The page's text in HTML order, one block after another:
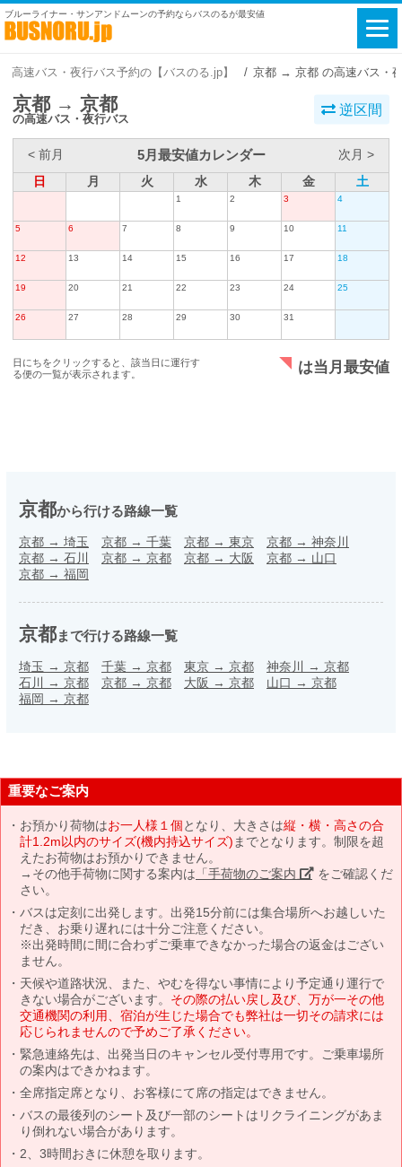
ブルーライナー・サンアンドムーンの予約ならバスのるが最安値
高速バス・夜行バス予約の【バスのる.jp】 京都 → 京都 の高速バス・
京都 → 京都
の高速バス・夜行バス
逆区間
< 前月 5月最安値カレンダー
次月 >
日
月 火 水 木 金 土
1 2 3 4
5 6 7 8 9 10 11
12 13 14 15 16 17 18
19 20 21 22 23 24 25
26 27 28 29 30 31
日にちをクリックすると、該当日に運行す
る便の一覧が表示されます。
は当月最安値
京都から行ける路線一覧
京都 → 埼玉 京都 → 千葉 京都 → 東京 京都 → 神奈川
京都 → 石川 京都 → 京都 京都 → 大阪 京都 → 山口
京都 → 福岡
京都まで行ける路線一覧
埼玉 → 京都 千葉 → 京都 東京 → 京都 神奈川 → 京都
石川 → 京都 京都 → 京都 大阪 → 京都 山口 → 京都
福岡 → 京都
重要なご案内
お預かり荷物はお一人様１個となり、大きさは縦・横・高さの合
計1.2m以内のサイズ(機内持込サイズ) までとなります。制限を超
えたお荷物はお預かりできません。
→その他手荷物に関する案内は 「手荷物のご案内」 をご確認くだ
さい。
バスは定刻に出発します。出発15分前には集合場所へお越しいた
だき、お乗り遅れには十分ご注意ください。
※出発時間に間に合わずご乗車できなかった場合の返金はござい
ません。
天候や道路状況、また、やむを得ない事情により予定通り運行で
きない場合がございます。 その際の払い戻し及び、万が一その他
交通機関の利用、宿泊が生じた場合でも弊社は一切その請求には
応じられませんので予めご了承ください。
緊急連絡先は、出発当日のキャンセル受付専用です。ご乗車場所
の案内はできかねます。
全席指定席となり、お客様にて席の指定はできません。
バスの最後列のシート及び一部のシートはリクライニングがあま
り倒れない場合があります。
2、3時間おきに休憩を取ります。